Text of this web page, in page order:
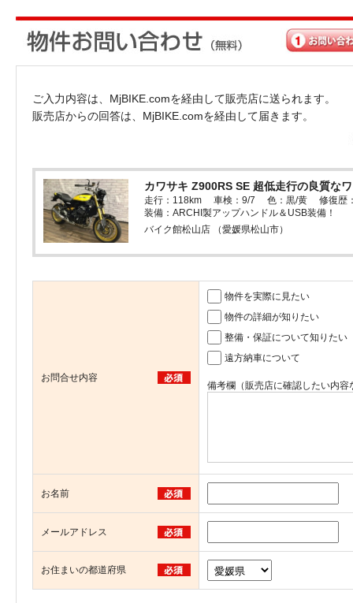
ご入力内容は、MjBIKE.comを経由して販売店に送られます。
販売店からの回答は、MjBIKE.comを経由して届きます。
カワサキ Z900RS SE 超低走行の良質な
走行：118km 車検：9/7 色：黒/黄 修復歴
装備：ARCHI製アップハンドル＆USB装備！
バイク館松山店 （愛媛県松山市）
お問合せ内容
物件を実際に見たい
物件の詳細が知りたい
整備・保証について知りたい
遠方納車について
備考欄（販売店に確認したい内
お名前
メールアドレス
お住まいの都道府県